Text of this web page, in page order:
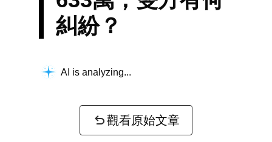
糾紛？
AI is analyzing...
觀看原始文章